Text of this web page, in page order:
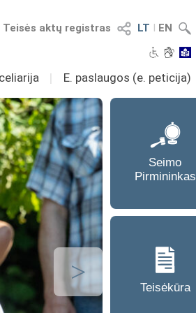
LT I EN
Teisės aktų registras
I E. paslaugos (e. peticija)
Seimo
Pirmininkas
Teisėkūra